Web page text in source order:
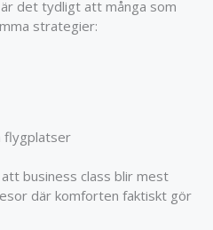
det tydligt att många som
strategier:
flygplatser
business class blir mest
där komforten faktiskt gör